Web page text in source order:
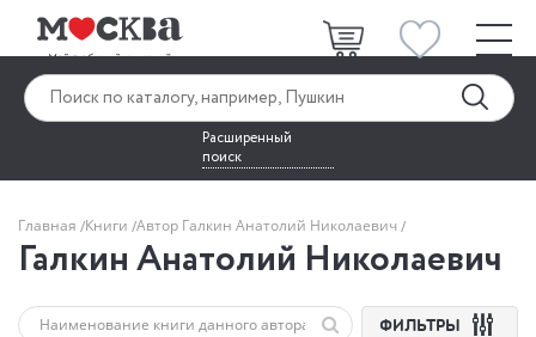
Расширенный
поиск
Главная Книги Автор Галкин Анатолий Николаевич
Галкин Анатолий Николаевич
ФИЛЬТРЫ